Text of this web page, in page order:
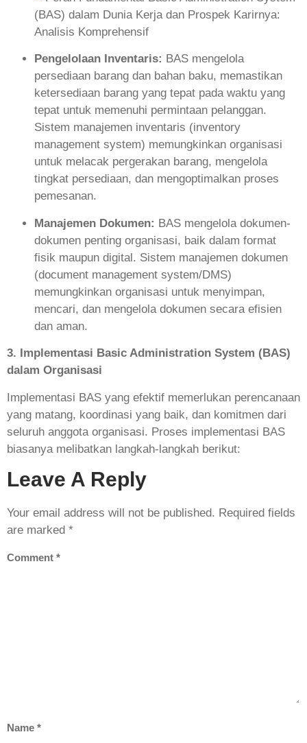
Pengelolaan Inventaris: BAS mengelola
persediaan barang dan bahan baku, memastikan
ketersediaan barang yang tepat pada waktu yang
tepat untuk memenuhi permintaan pelanggan.
Sistem manajemen inventaris (inventory
management system) memungkinkan organisasi
untuk melacak pergerakan barang, mengelola
tingkat persediaan, dan mengoptimalkan proses
pemesanan.
Manajemen Dokumen: BAS mengelola dokumen-
dokumen penting organisasi, baik dalam format
fisik maupun digital. Sistem manajemen dokumen
(document management system/DMS)
memungkinkan organisasi untuk menyimpan,
mencari, dan mengelola dokumen secara efisien
dan aman.
3. Implementasi Basic Administration System (BAS)
dalam Organisasi
Implementasi BAS yang efektif memerlukan perencanaan
yang matang, koordinasi yang baik, dan komitmen dari
seluruh anggota organisasi. Proses implementasi BAS
biasanya melibatkan langkah-langkah berikut:
Leave A Reply
Your email address will not be published. Required fields
are marked *
Comment *
Name *